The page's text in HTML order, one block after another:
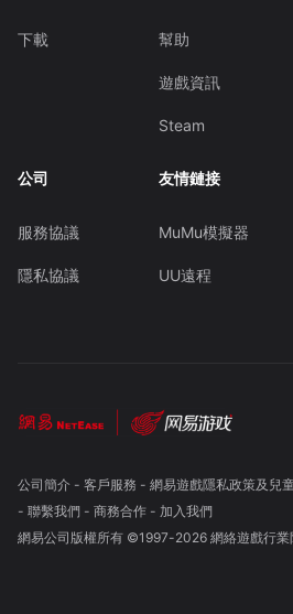
下載 幫助
遊戲資訊
Steam
公司
服務協議
隱私協議
友情鏈接
MuMu模擬器
UU遠程
公司簡介- 客戶服務 - 網易遊戲隱私政策及兒
- 聯繫我們- 商務合作- 加入我們
網易公司版權所有 ©1997-2026 網絡遊戲行